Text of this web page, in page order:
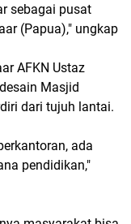
sebagai pusat
(Papua)," ungkap
AFKN Ustaz
Masjid
dari tujuh lantai.
ada
pendidikan,"